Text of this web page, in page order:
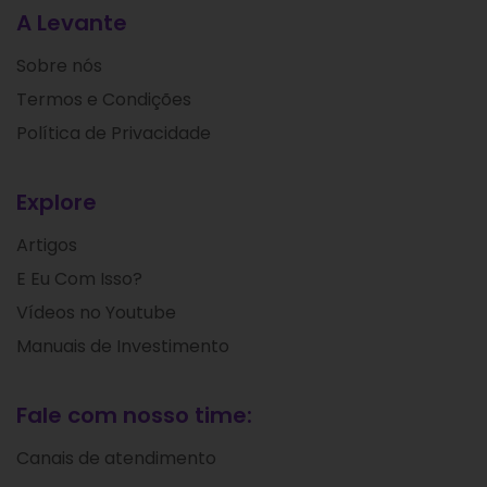
A Levante
Sobre nós
Termos e Condições
Política de Privacidade
Explore
Artigos
E Eu Com Isso?
Vídeos no Youtube
Manuais de Investimento
Fale com nosso time:
Canais de atendimento